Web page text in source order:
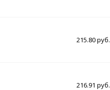
215.80 руб.
216.91 руб.